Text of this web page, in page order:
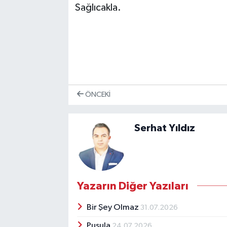
Sağlıcakla.
ÖNCEKI
Serhat Yıldız
Yazarın Diğer Yazıları
Bir Şey Olmaz 31.07.2026